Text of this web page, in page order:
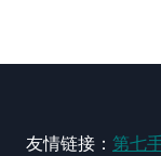
友情链接： 第七